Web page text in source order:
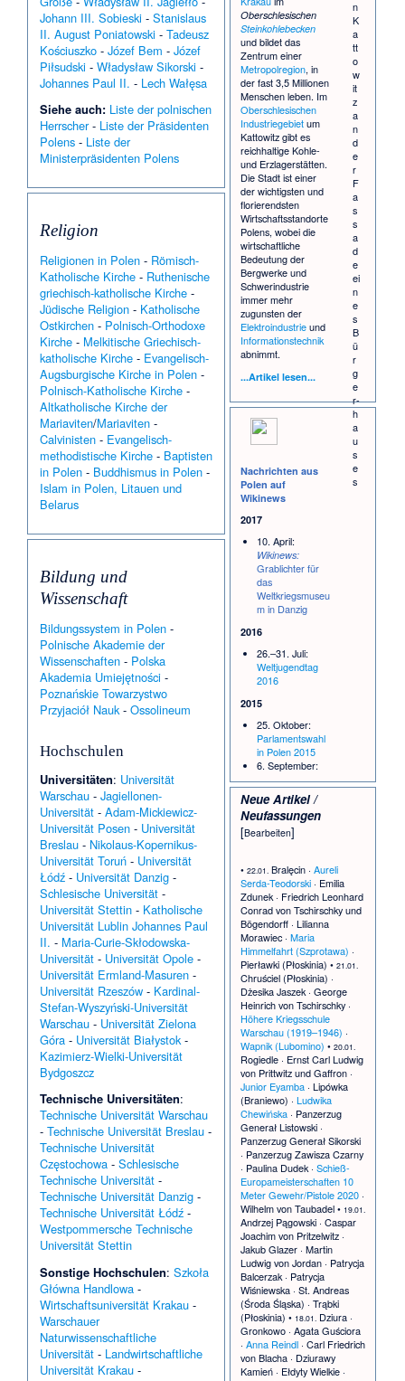
Johann III. Sobieski -Stanislaus
II. August Poniatowski -Tadeusz
Kościuszko -Józef Bem -Józef
Piłsudski -Władysław Sikorski -
Johannes Paul II. - Lech Wałęsa
Siehe auch: Liste der polnischen
Herrscher- Liste der Präsidenten
Polens - Liste der
Ministerpräsidenten Polens
Religion
Religionen in Polen - Römisch-
Katholische Kirche - Ruthenische
griechisch-katholische Kirche -
Jüdische Religion - Katholische
Ostkirchen - Polnisch-Orthodoxe
Kirche - Melkitische Griechisch-
katholische Kirche - Evangelisch-
Augsburgische Kirche in Polen -
Polnisch-Katholische Kirche -
Altkatholische Kirche der
Mariaviten/Mariaviten -
Calvinisten - Evangelisch-
methodistische Kirche - Baptisten
in Polen - Buddhismus in Polen -
Islam in Polen, Litauen und
Belarus
Bildung und
Wissenschaft
Bildungssystem in Polen -
Polnische Akademie der
Wissenschaften - Polska
Akademia Umiejętności -
Poznańskie Towarzystwo
Przyjaciół Nauk-Ossolineum
Hochschulen
Universitäten: Universität
Warschau -Jagiellonen-
Universität -Adam-Mickiewicz-
Universität Posen - Universität
Breslau - Nikolaus-Kopernikus-
Universität Toruń - Universität
Łódź - Universität Danzig -
Schlesische Universität -
Universität Stettin - Katholische
Universität Lublin Johannes Paul
II. - Maria-Curie-Skłodowska-
Universität - Universität Opole -
Universität Ermland-Masuren -
Universität Rzeszów - Kardinal-
Stefan-Wyszyński-Universität
Warschau - Universität Zielona
Góra - Universität Białystok -
Kazimierz-Wielki-Universität
Bydgoszcz
Technische Universitäten:
Technische Universität Warschau
-Technische Universität Breslau -
Technische Universität
Częstochowa -Schlesische
Technische Universität -
Technische Universität Danzig -
Technische Universität Łódź -
Westpommersche Technische
Universität Stettin
Sonstige Hochschulen:Szkoła
Główna Handlowa -
Wirtschaftsuniversität Krakau -
Warschauer
Naturwissenschaftliche
Universität - Landwirtschaftliche
Universität Krakau -
n
K
a
tt
o
w
it
z
a
n
d
e
r
F
a
s
s
a
d
e
ei
n
e
s
B
ü
r
g
e
r­
h
a
u
s
e
s
Oberschlesischen
Steinkohlebecken
und bildet das
Zentrum einer
Metropolregion, in
der fast 3,5 Millionen
Menschen leben. Im
Oberschlesischen
Industriegebietum
Kattowitz gibt es
reichhaltige Kohle-
und Erzlagerstätten.
Die Stadt ist einer
der wichtigsten und
florierendsten
Wirtschaftsstandorte
Polens, wobei die
wirtschaftliche
Bedeutung der
Bergwerke und
Schwerindustrie
immer mehr
zugunsten der
Elektroindustrieund
Informationstechnik
abnimmt.
...Artikel lesen...
Nachrichten aus
Polen auf
Wikinews
2017
10. April:
Wikinews:
Grablichter für
das
Weltkriegsmuseu
m in Danzig
2016
26.–31. Juli:
Weltjugendtag
2016
2015
25. Oktober:
Parlamentswahl
in Polen 2015
6. September:
Referendum in
Polen 2015
10. und 24. Mai:
Präsidentschafts
wahl in Polen
2014
16. und 30.
November:
Selbstverwaltung
swahlen in Polen
2014
22. Oktober:
Enthüllung des
weltweit ersten
Wikipedia-
Denkmalsin
Słubice
25. Mai:
Europawahl in
Polen 2014
2013
11.–22.
November:UN-
Klimakonferenz in
Warschau 2013
2012
8. Juni – 1. Juli:
Fußball-
Europameistersc
haft 2012
3. März:
Eisenbahnunfall
bei Szczekociny
2011
9. Oktober:
Parlamentswahl
in Polen 2011
24.–25.
September:10
Neue Artikel /
Neufassungen
[Bearbeiten]
•22.01. Bralęcin ·Aureli
Serda-Teodorski · Emilia
Zdunek · Friedrich Leonhard
Conrad von Tschirschky und
Bögendorff ·Lilianna
Morawiec ·Maria
Himmelfahrt (Szprotawa) ·
Pierławki (Płoskinia) •21.01.
Chruściel (Płoskinia) ·
Dżesika Jaszek ·George
Heinrich von Tschirschky ·
Höhere Kriegsschule
Warschau (1919–1946) ·
Wapnik (Lubomino) •20.01.
Rogiedle · Ernst Carl Ludwig
von Prittwitz und Gaffron ·
Junior Eyamba ·Lipówka
(Braniewo) ·Ludwika
Chewińska · Panzerzug
Generał Listowski ·
Panzerzug Generał Sikorski
· Panzerzug Zawisza Czarny
· Paulina Dudek ·Schieß-
Europameisterschaften 10
Meter Gewehr/Pistole 2020 ·
Wilhelm von Taubadel• 19.01.
Andrzej Pągowski ·Caspar
Joachim von Pritzelwitz ·
Jakub Glazer ·Martin
Ludwig von Jordan · Patrycja
Balcerzak · Patrycja
Wiśniewska ·St. Andreas
(Środa Śląska) ·Trąbki
(Płoskinia) • 18.01. Dziura ·
Gronkowo ·Agata Guściora
·Anna Reindl ·Carl Friedrich
von Blacha · Dziurawy
Kamień · Ełdyty Wielkie ·